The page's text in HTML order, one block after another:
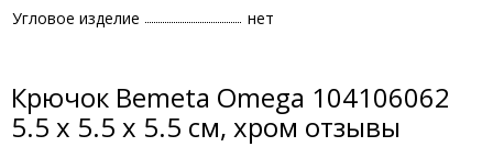
Угловое изделие
нет
Крючок Bemeta Omega 104106062
5.5 x 5.5 x 5.5 см, хром отзывы